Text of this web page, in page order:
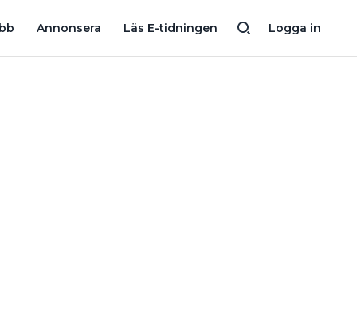
Logga in
Annonsera Läs E-tidningen
LÖNA SIG? RÄKNA PÅ OM SOLCELLER LÖNAR SIG DÄR